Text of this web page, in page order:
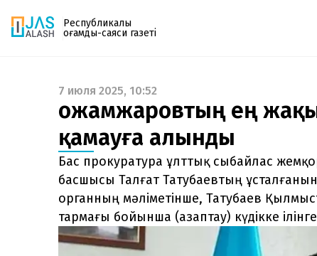
Республикалық
қоғамдық-саяси газеті
Газетке жазылу
PDF форматтағы газетті ай сайын электронды
поштаңызға алып отырыңыз. Жаңа нөмір
шыққан сәтте сізге бірден жіберіледі. Тек email
енгізіңіз, біз қалғанын өзіміз жібереміз.
7 июля 2025, 10:52
Қожамжаровтың ең
қамауға алынды
Бас прокуратура ұлттық сыбайлас
басшысы Талғат Татубаевтың
органның мәліметінше, Татубаев
тармағы бойынша (азаптау) күдікке